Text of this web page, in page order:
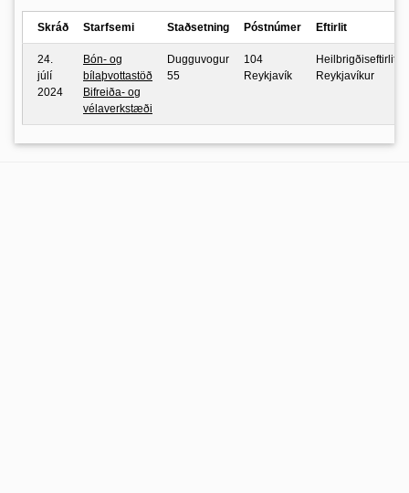
Skráð Starfsemi Staðsetning Póstnúmer Eftirlit
24.
júlí
2024
Bón- og
bílaþvottastöð
Bifreiða- og
vélaverkstæði
Dugguvogur
55
104
Reykjavík
Heilbrigðiseftirlit
Reykjavíkur